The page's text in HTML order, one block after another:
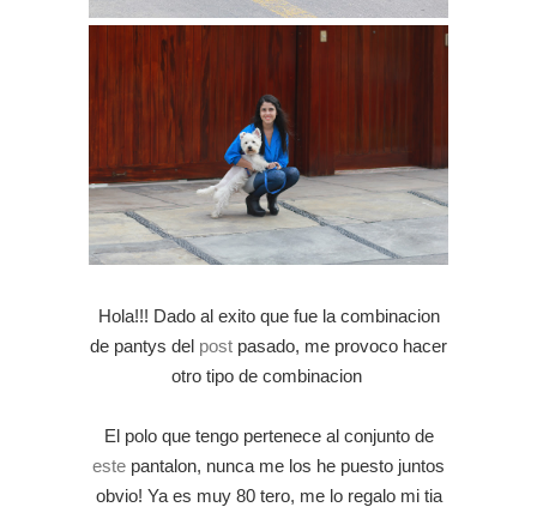
Hola!!! Dado al exito que fue la combinacion
de pantys del post pasado, me provoco hacer
otro tipo de combinacion
El polo que tengo pertenece al conjunto de
este pantalon, nunca me los he puesto juntos
obvio! Ya es muy 80 tero, me lo regalo mi tia